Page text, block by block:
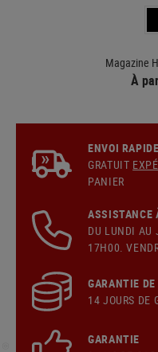
Magazine
À
ENVOI RAPIDE
GRATUIT
PANIER
ASSISTANCE
DU LUNDI
17H00.
GARANTIE
14 JOURS DE
GARANTIE